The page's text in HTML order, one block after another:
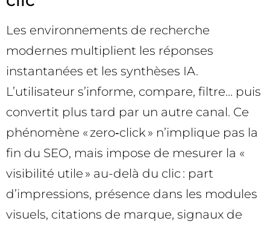
Les environnements de recherche
modernes multiplient les réponses
instantanées et les synthèses IA.
L’utilisateur s’informe, compare, filtre… puis
convertit plus tard par un autre canal. Ce
phénomène « zero‑click » n’implique pas la
fin du SEO, mais impose de mesurer la «
visibilité utile » au-delà du clic : part
d’impressions, présence dans les modules
visuels, citations de marque, signaux de